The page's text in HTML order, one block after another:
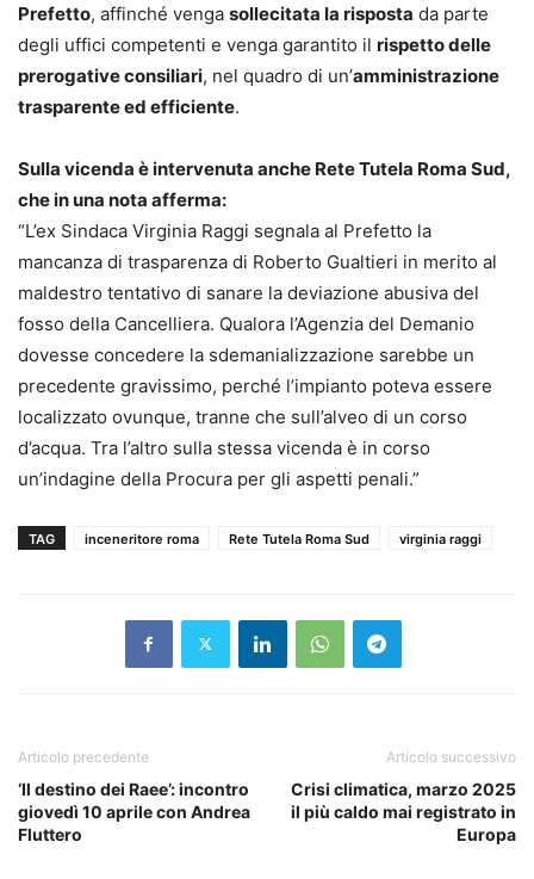
Prefetto, affinché venga sollecitata la risposta da parte
degli uffici competenti e venga garantito il rispetto delle
prerogative consiliari, nel quadro di un’amministrazione
trasparente ed efficiente.
Sulla vicenda è intervenuta anche Rete Tutela Roma Sud,
che in una nota afferma:
“L’ex Sindaca Virginia Raggi segnala al Prefetto la
mancanza di trasparenza di Roberto Gualtieri in merito al
maldestro tentativo di sanare la deviazione abusiva del
fosso della Cancelliera. Qualora l’Agenzia del Demanio
dovesse concedere la sdemanializzazione sarebbe un
precedente gravissimo, perché l’impianto poteva essere
localizzato ovunque, tranne che sull’alveo di un corso
d’acqua. Tra l’altro sulla stessa vicenda è in corso
un’indagine della Procura per gli aspetti penali.”
TAG inceneritore roma Rete Tutela Roma Sud virginia raggi
Articolo precedente
‘Il destino dei Raee’: incontro
giovedì 10 aprile con Andrea
Fluttero
Articolo successivo
Crisi climatica, marzo 2025
il più caldo mai registrato in
Europa